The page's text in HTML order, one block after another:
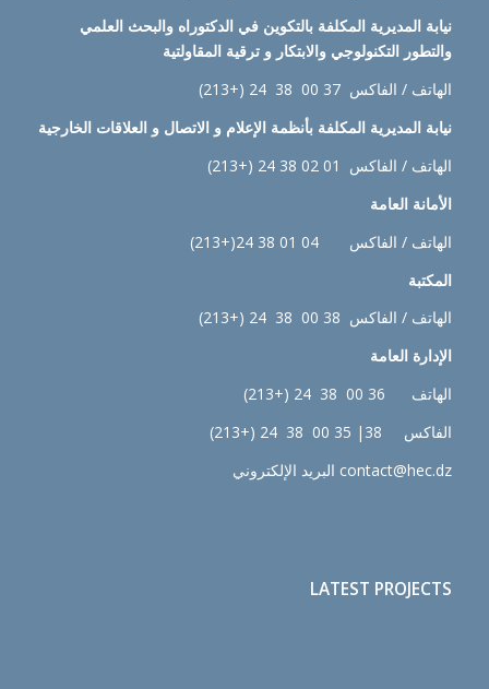
نيابة المديرية المكلفة بالتكوين في الدكتوراه والبحث العلمي
والتطور التكنولوجي والابتكار و ترقية المقاولتية
الهاتف / الفاكس 37 00 38 24 (+213)
نيابة المديرية المكلفة بأنظمة الإعلام و الاتصال و العلاقات الخارجية
الهاتف / الفاكس 01 02 38 24 (+213)
الأمانة العامة
الهاتف / الفاكس 04 01 38 24(+213)
المكتبة
الهاتف / الفاكس 38 00 38 24 (+213)
الإدارة العامة
الهاتف 36 00 38 24 (+213)
الفاكس 38| 35 00 38 24 (+213)
contact@hec.dz البريد الإلكتروني
LATEST PROJECTS